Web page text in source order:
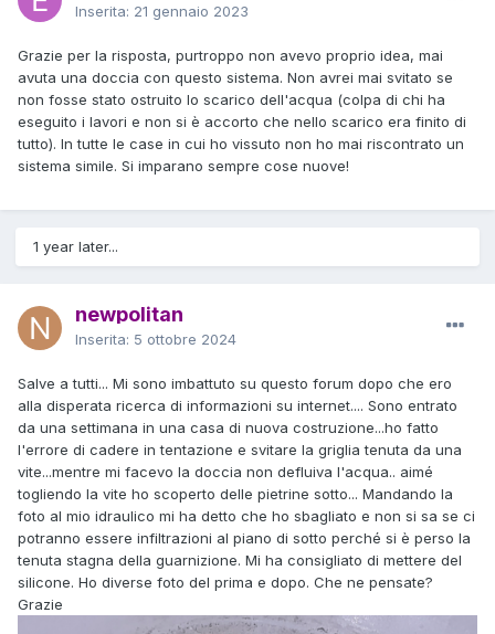
Inserita: 21 gennaio 2023
Grazie per la risposta, purtroppo non avevo proprio idea, mai
avuta una doccia con questo sistema. Non avrei mai svitato se
non fosse stato ostruito lo scarico dell'acqua (colpa di chi ha
eseguito i lavori e non si è accorto che nello scarico era finito di
tutto). In tutte le case in cui ho vissuto non ho mai riscontrato un
sistema simile. Si imparano sempre cose nuove!
1 year later...
newpolitan
Inserita: 5 ottobre 2024
Salve a tutti... Mi sono imbattuto su questo forum dopo che ero
alla disperata ricerca di informazioni su internet.... Sono entrato
da una settimana in una casa di nuova costruzione...ho fatto
l'errore di cadere in tentazione e svitare la griglia tenuta da una
vite...mentre mi facevo la doccia non defluiva l'acqua.. aimé
togliendo la vite ho scoperto delle pietrine sotto... Mandando la
foto al mio idraulico mi ha detto che ho sbagliato e non si sa se ci
potranno essere infiltrazioni al piano di sotto perché si è perso la
tenuta stagna della guarnizione. Mi ha consigliato di mettere del
silicone. Ho diverse foto del prima e dopo. Che ne pensate?
Grazie